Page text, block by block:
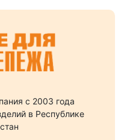
c 2003 года
в Республике